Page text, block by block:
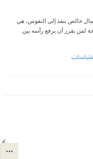
خالص ينفذ إلى النفوس، هي
لمن يقرر أن يرفع رأسه بين